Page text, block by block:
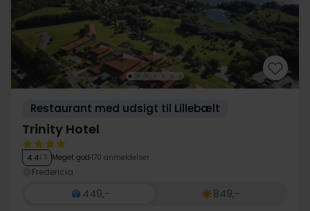
that let you focus on what matters most: experiencing
more.
Restaurant med udsigt til Lillebælt
Trinity Hotel
4.4/ 5 Meget god 170 anmeldelser
Fredericia
449,-
849,-